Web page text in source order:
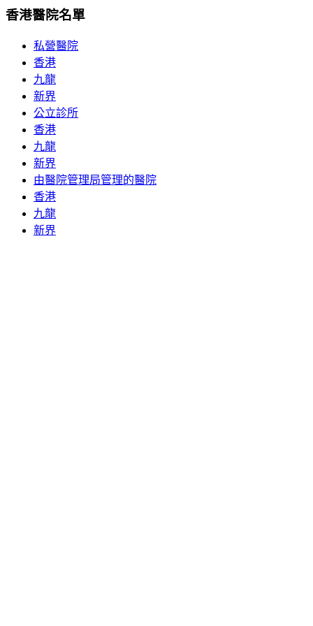
香港醫院名單
私營醫院
香港
九龍
新界
公立診所
香港
九龍
新界
由醫院管理局管理的醫院
香港
九龍
新界